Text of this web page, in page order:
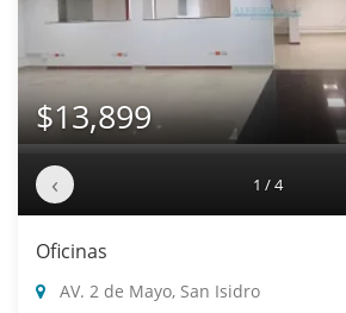
$13,899
‹ 1 / 4
Oficinas
AV. 2 de Mayo, San Isidro